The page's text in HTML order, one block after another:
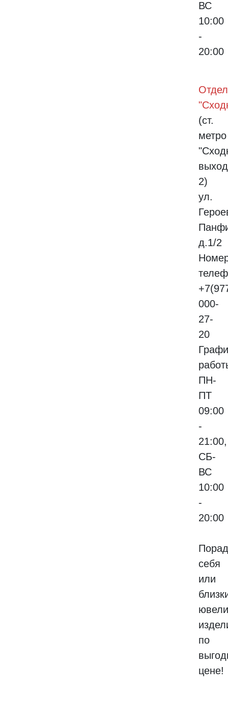
ВС
10:00
-
20:00
(ст.
метро
выход
2)
ул.
д.1/2
000-
27-
20
ПН-
ПТ
09:00
-
21:00,
СБ-
ВС
10:00
-
20:00
себя
или
по
цене!